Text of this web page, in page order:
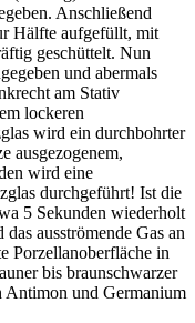
Anschließend
Hälfte aufgefüllt, mit
geschüttelt. Nun
und abermals
am Stativ
lockeren
wird ein durchbohrter
ausgezogenem,
wird eine
durchgeführt! Ist die
5 Sekunden wiederholt
ausströmende Gas an
Porzellanoberfläche in
bis braunschwarzer
Antimon und Germanium